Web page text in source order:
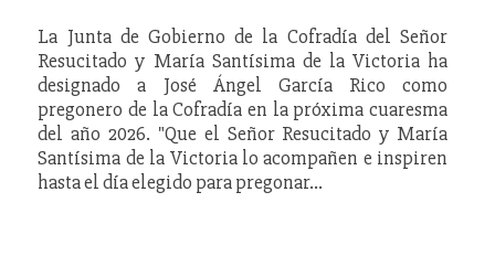
La Junta de Gobierno de la Cofradía del Señor
Resucitado y María Santísima de la Victoria ha
designado a José Ángel García Rico como
pregonero de la Cofradía en la próxima cuaresma
del año 2026. "Que el Señor Resucitado y María
Santísima de la Victoria lo acompañen e inspiren
hasta el día elegido para pregonar…